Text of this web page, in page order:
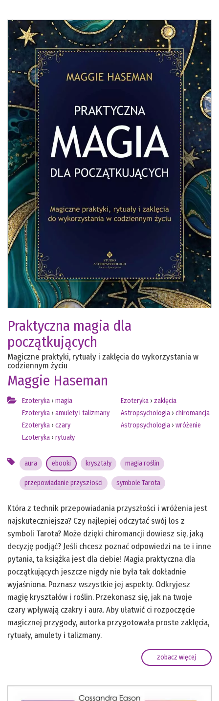
Praktyczna magia dla
początkujących
Magiczne praktyki, rytuały i zaklęcia do wykorzystania w
codziennym życiu
Maggie Haseman
Ezoteryka › magia
Ezoteryka › amulety i talizmany
Ezoteryka › czary
Ezoteryka › rytuały
Ezoteryka › zaklęcia
Astropsychologia › chiromancja
Astropsychologia › wróżenie
aura ebooki kryształy magia roślin
przepowiadanie przyszłości symbole Tarota
Która z technik przepowiadania przyszłości i wróżenia jest
najskuteczniejsza? Czy najlepiej odczytać swój los z
symboli Tarota? Może dzięki chiromancji dowiesz się, jaką
decyzję podjąć? Jeśli chcesz poznać odpowiedzi na te i inne
pytania, ta książka jest dla ciebie! Magia praktyczna dla
początkujących jeszcze nigdy nie była tak dokładnie
wyjaśniona. Poznasz wszystkie jej aspekty. Odkryjesz
magię kryształów i roślin. Przekonasz się, jak na twoje
czary wpływają czakry i aura. Aby ułatwić ci rozpoczęcie
magicznej przygody, autorka przygotowała proste zaklęcia,
rytuały, amulety i talizmany.
zobacz więcej